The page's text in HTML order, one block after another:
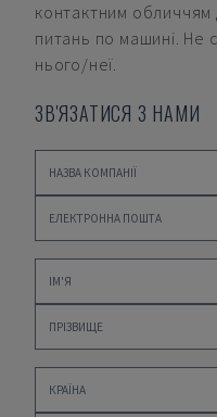
контактним
питань по машині. Не
нього/неї.
ЗВ'ЯЗАТИСЯ З НАМИ